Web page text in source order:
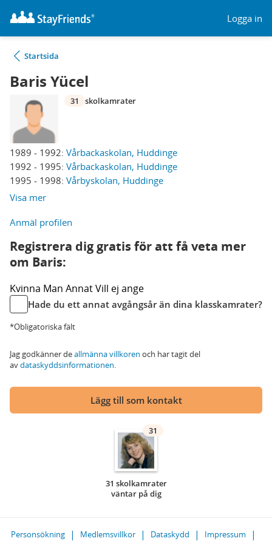
Logga in
Startsida
Baris Yücel
1989 - 1992: Vårbackaskolan, Huddinge
1992 - 1995: Vårbackaskolan, Huddinge
1995 - 1998: Vårbyskolan, Huddinge
Visa mer
31 skolkamrater
Anmäl profilen
Registrera dig gratis för att få veta mer
om Baris:
Kvinna Man AnnatVill ej ange
Hade du ett annat avgångsår än dina klasskamrater?
*Obligatoriska fält
Jag godkänner deallmänna villkoren och har tagit del
avdataskyddsinformationen.
Lägg till som kontakt
31
31 skolkamrater
väntar på dig
Personsökning Medlemsvillkor Dataskydd
Impressum